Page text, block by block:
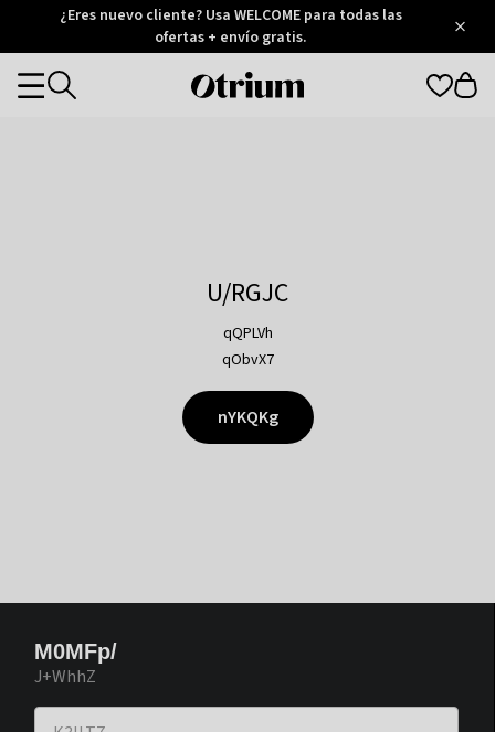
Otrium
Trustpilot
¿Eres nuevo cliente? Usa WELCOME para todas las
ofertas + envío gratis.
Otrium
Categories
U/RGJC
qQPLVh
qObvX7
nYKQKg
M0MFp/
J+WhhZ